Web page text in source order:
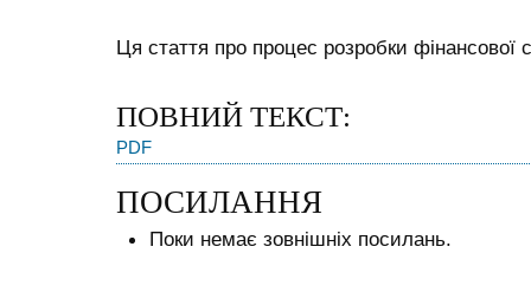
Ця стаття про процес розробки фінансової
ПОВНИЙ ТЕКСТ:
PDF
ПОСИЛАННЯ
Поки немає зовнішніх посилань.